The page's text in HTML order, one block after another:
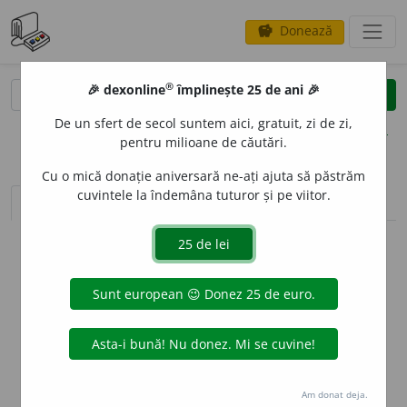
savings Donează
clear
opțiuni
sinteza definițiilor (1) definiții (15) conjugări
info
Aceste definiții sunt compilate de
echipa dexonline. Definițiile
originale se află pe filadefiniții.
preferințe
🎉 dexonline® împlinește 25 de ani 🎉
De un sfert de secol suntem aici, gratuit, zi de zi,
pentru milioane de căutări.
Cu o mică donație aniversară ne-ați ajuta să păstrăm
cuvintele la îndemâna tuturor și pe viitor.
Am donat deja.